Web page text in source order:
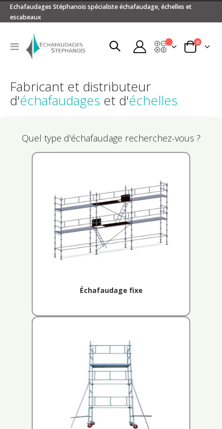
Echafaudages Stéphanois spécialiste échafaudage, échelles et
escabeaux
Basculer
Panier
0articles
Devis
Fabricant et distributeur
d'échafaudages et d'échelles
Quel type d'échafaudage recherchez-vous ?
Échafaudage fixe